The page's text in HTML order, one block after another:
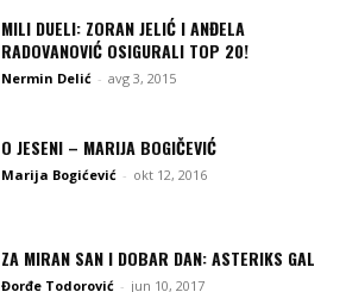
MILI DUELI: ZORAN JELIĆ I ANĐELA
RADOVANOVIĆ OSIGURALI TOP 20!
Nermin Delić - avg 3, 2015
O JESENI – MARIJA BOGIČEVIĆ
Marija Bogićević - okt 12, 2016
ZA MIRAN SAN I DOBAR DAN: ASTERIKS GAL
Đorđe Todorović - jun 10, 2017